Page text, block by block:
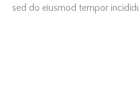
sed do eiusmod tempor